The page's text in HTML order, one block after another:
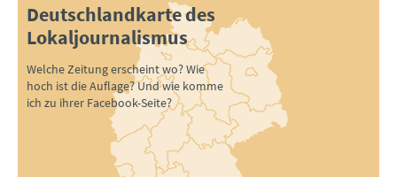
Deutschlandkarte des
Lokaljournalismus
Welche Zeitung erscheint wo? Wie
hoch ist die Auflage? Und wie komme
ich zu ihrer Facebook-Seite?